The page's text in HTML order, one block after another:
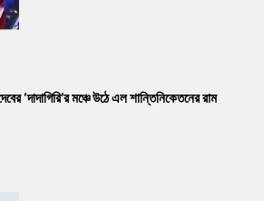
‘দাদাগিরি’র মঞ্চে উঠে এল শান্তিনিকেতনের রাম